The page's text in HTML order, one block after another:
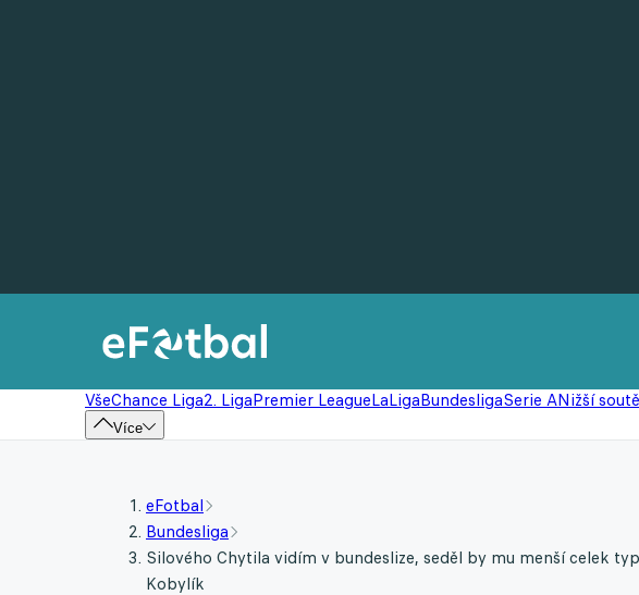
VšeChance Liga2. LigaPremier LeagueLaLigaBundesligaSerie ANižší
Více
eFotbal
Bundesliga
Silového Chytila vidím v bundeslize, seděl by mu menší celek
Kobylík